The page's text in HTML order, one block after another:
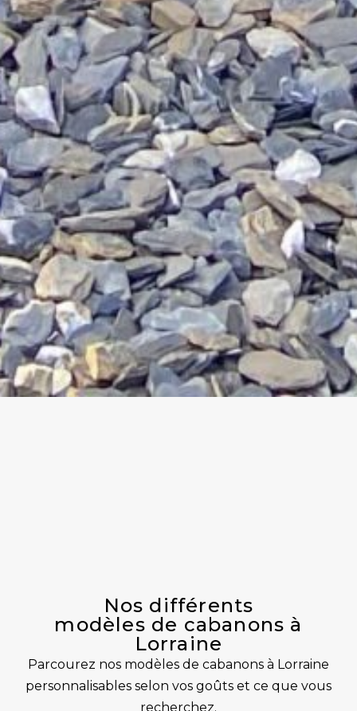
Nos différents
modèles de cabanons à
Lorraine
Parcourez nos modèles de cabanons à Lorraine
personnalisables selon vos goûts et ce que vous
recherchez.